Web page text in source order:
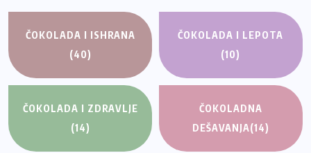
ČOKOLADA I ISHRANA
(40)
ČOKOLADA I LEPOTA
(10)
ČOKOLADA I ZDRAVLJE
(14)
ČOKOLADNA
DEŠAVANJA(14)